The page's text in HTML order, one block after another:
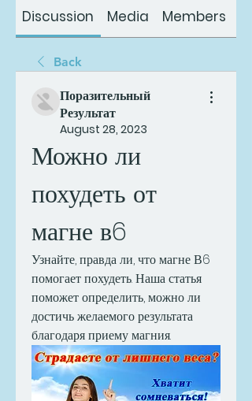
Discussion Media Members
Back
Поразительный
Результат
August 28, 2023
Можно ли
похудеть от
магне в6
Узнайте, правда ли, что магне В6
помогает похудеть. Наша статья
поможет определить, можно ли
достичь желаемого результата
благодаря приему магния.